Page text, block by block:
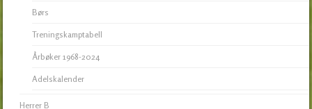
Børs
Treningskamptabell
Årbøker 1968-2024
Adelskalender
Herrer B